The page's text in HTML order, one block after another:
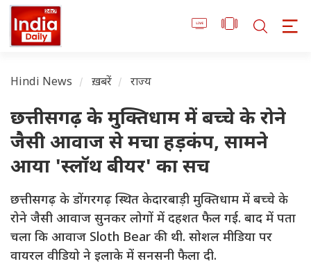
Hindi News ख़बरें राज्य
छत्तीसगढ़ के मुक्तिधाम में बच्चे के रोने
जैसी आवाज से मचा हड़कंप, सामने
आया 'स्लॉथ बीयर' का सच
छत्तीसगढ़ के डोंगरगढ़ स्थित केदारबाड़ी मुक्तिधाम में बच्चे के
रोने जैसी आवाज सुनकर लोगों में दहशत फैल गई. बाद में पता
चला कि आवाज Sloth Bear की थी. सोशल मीडिया पर
वायरल वीडियो ने इलाके में सनसनी फैला दी.